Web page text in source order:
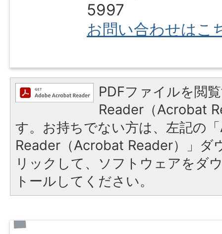
5997
お問い合わせはこ
PDFファイルを閲
Reader（Acrobat
す。お持ちでない方は、左記の
Reader（Acrobat Reader）」ダ
リックして、ソフトウェアをダ
トールしてください。